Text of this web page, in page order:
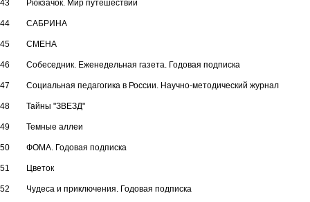
43 Рюкзачок. Мир путешествий
44 САБРИНА
45 СМЕНА
46 Собеседник. Еженедельная газета. Годовая подписка
47 Социальная педагогика в России. Научно-методический журнал
48 Тайны "ЗВЕЗД"
49 Темные аллеи
50 ФОМА. Годовая подписка
51 Цветок
52 Чудеса и приключения. Годовая подписка